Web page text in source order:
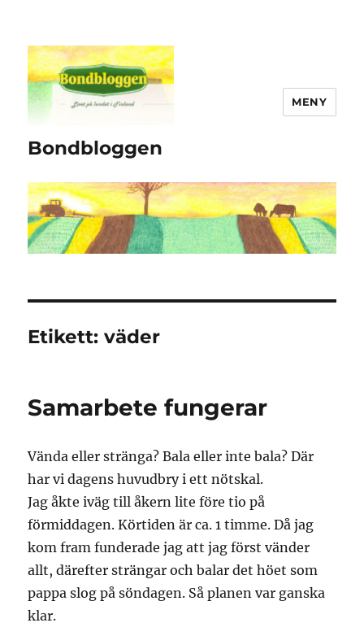
Bondbloggen
MENY
Etikett:väder
Samarbete fungerar
Vända eller stränga? Bala eller inte bala? Där
har vi dagens huvudbry i ett nötskal.
Jag åkte iväg till åkern lite före tio på
förmiddagen. Körtiden är ca. 1 timme. Då jag
kom fram funderade jag att jag först vänder
allt, därefter strängar och balar det höet som
pappa slog på söndagen. Så planen var ganska
klar.